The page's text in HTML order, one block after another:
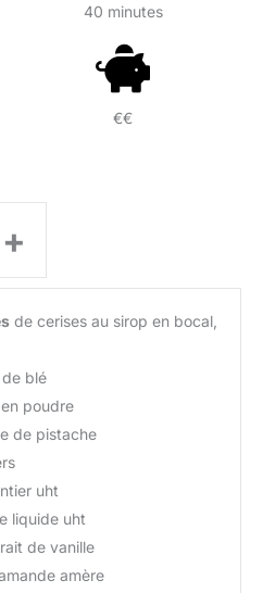
40 minutes
€€
+
de cerises au sirop en bocal,
blé
poudre
de pistache
uht
liquide uht
de vanille
amère